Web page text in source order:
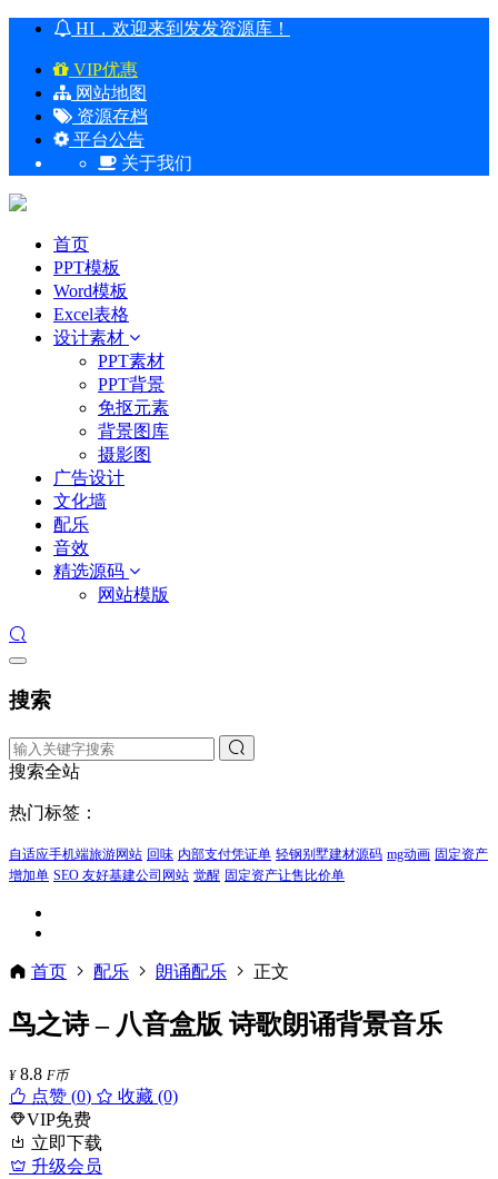
HI，欢迎来到发发资源库！
VIP优惠
网站地图
资源存档
平台公告
关于我们
首页
PPT模板
Word模板
Excel表格
设计素材
PPT素材
PPT背景
免抠元素
背景图库
摄影图
广告设计
文化墙
配乐
音效
精选源码
网站模版
搜索
搜索全站
热门标签：
自适应手机端旅游网站 回味 内部支付凭证单 轻钢别墅建材源码 mg动画 固定资产
增加单 SEO 友好基建公司网站 觉醒 固定资产让售比价单
首页 配乐 朗诵配乐 正文
鸟之诗 – 八音盒版 诗歌朗诵背景音乐
¥ 8.8 F币
点赞 (0)
收藏 (0)
VIP免费
立即下载
升级会员